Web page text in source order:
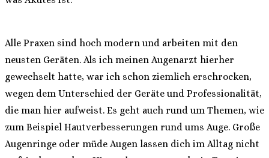
Alle Praxen sind hoch modern und arbeiten mit den
neusten Geräten. Als ich meinen Augenarzt hierher
gewechselt hatte, war ich schon ziemlich erschrocken,
wegen dem Unterschied der Geräte und Professionalität,
die man hier aufweist. Es geht auch rund um Themen, wie
zum Beispiel Hautverbesserungen rund ums Auge. Große
Augenringe oder müde Augen lassen dich im Alltag nicht